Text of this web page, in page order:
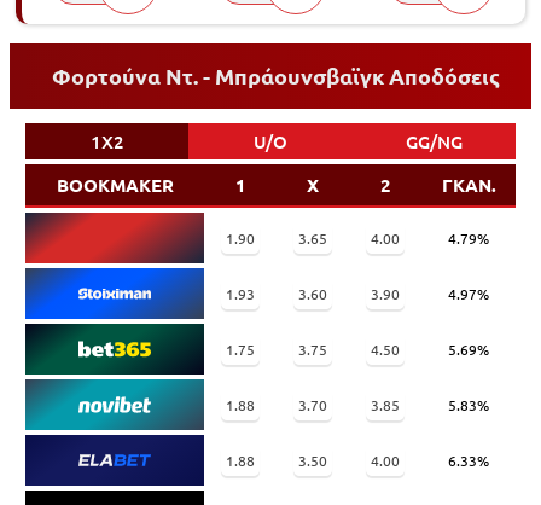
Φορτoύνα Ντ. - Μπράουνσβαϊγκ Αποδόσεις
1X2 U/O
GG/NG
BOOKMAKER
1 X 2 ΓΚΑΝ.
1.90 3.65 4.00 4.79%
1.93 3.60 3.90 4.97%
1.75 3.75 4.50 5.69%
1.88 3.70 3.85 5.83%
1.88 3.50 4.00 6.33%